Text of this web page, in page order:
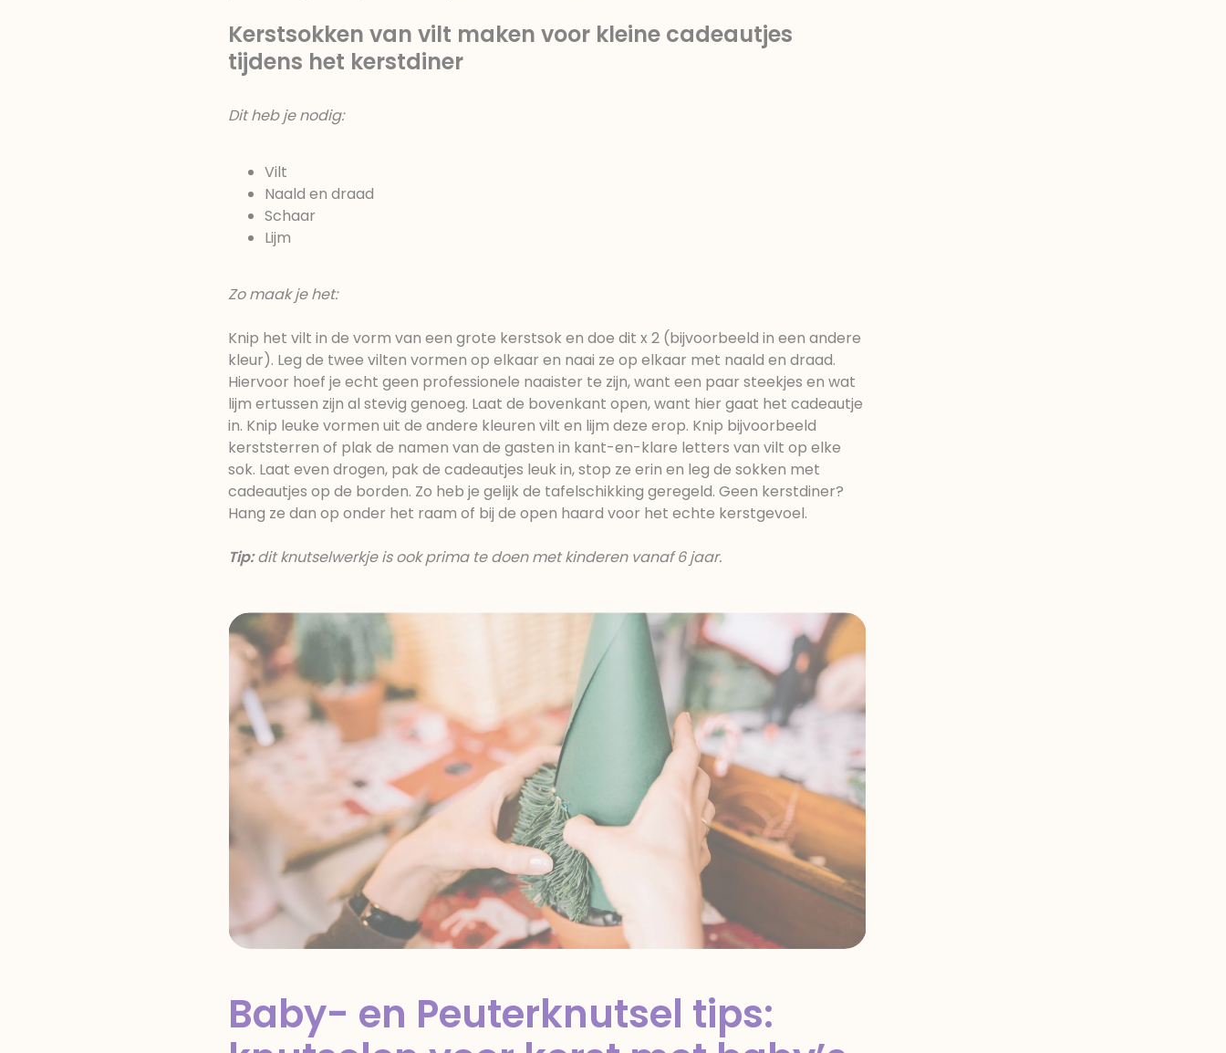
Kerstsokken van vilt maken voor kleine cadeautjes
tijdens het kerstdiner
Dit heb je nodig:
Vilt
Naald en draad
Schaar
Lijm
Zo maak je het:
Knip het vilt in de vorm van een grote kerstsok en doe dit x 2 (bijvoorbeeld in een andere
kleur). Leg de twee vilten vormen op elkaar en naai ze op elkaar met naald en draad.
Hiervoor hoef je echt geen professionele naaister te zijn, want een paar steekjes en wat
lijm ertussen zijn al stevig genoeg. Laat de bovenkant open, want hier gaat het cadeautje
in. Knip leuke vormen uit de andere kleuren vilt en lijm deze erop. Knip bijvoorbeeld
kerststerren of plak de namen van de gasten in kant-en-klare letters van vilt op elke
sok. Laat even drogen, pak de cadeautjes leuk in, stop ze erin en leg de sokken met
cadeautjes op de borden. Zo heb je gelijk de tafelschikking geregeld. Geen kerstdiner?
Hang ze dan op onder het raam of bij de open haard voor het echte kerstgevoel.
Tip:dit knutselwerkje is ook prima te doen met kinderen vanaf 6 jaar.
Baby- en Peuterknutsel tips: